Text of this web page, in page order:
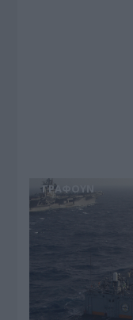
ΓΡΆΦΟΥΝ